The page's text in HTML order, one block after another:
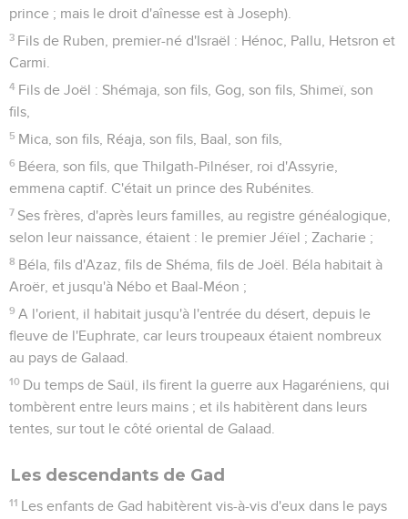
prince ; mais le droit d'aînesse est à Joseph).
3 Fils de Ruben, premier-né d'Israël : Hénoc, Pallu, Hetsron et
Carmi.
4 Fils de Joël : Shémaja, son fils, Gog, son fils, Shimeï, son
fils,
5 Mica, son fils, Réaja, son fils, Baal, son fils,
6 Béera, son fils, que Thilgath-Pilnéser, roi d'Assyrie,
emmena captif. C'était un prince des Rubénites.
7 Ses frères, d'après leurs familles, au registre généalogique,
selon leur naissance, étaient : le premier Jéïel ; Zacharie ;
8 Béla, fils d'Azaz, fils de Shéma, fils de Joël. Béla habitait à
Aroër, et jusqu'à Nébo et Baal-Méon ;
9 A l'orient, il habitait jusqu'à l'entrée du désert, depuis le
fleuve de l'Euphrate, car leurs troupeaux étaient nombreux
au pays de Galaad.
10 Du temps de Saül, ils firent la guerre aux Hagaréniens, qui
tombèrent entre leurs mains ; et ils habitèrent dans leurs
tentes, sur tout le côté oriental de Galaad.
Les descendants de Gad
11 Les enfants de Gad habitèrent vis-à-vis d'eux dans le pays